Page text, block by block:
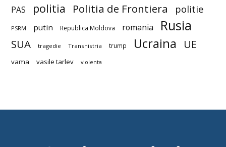
PAS politia Politia de Frontiera politie
PSRM putin Republica Moldova romania Rusia
SUA tragedie Transnistria trump Ucraina UE
vama vasile tarlev violenta